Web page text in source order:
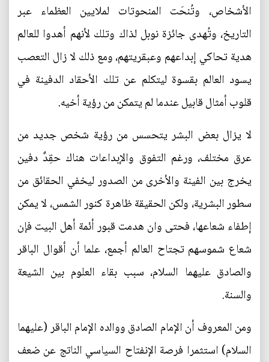
الأشخاص، وتُنحَت المنحوتات لملايين العظماء عبر
التاريخ، وتُهدى جائزة نوبل لذاك وتلك لأنهم أهدوا للعالم
هدية تحاكي إبداعهم وعبقريتهم، ومع ذلك لا زال التعصب
يسود العالم بقسوة ليتكلم عن تلك الأحقاد الدفينة في
قلوب أمثال قابيل عندما لم يتمكن من رؤية أخيه.
لا يزال بعض البشر يتحسس من رؤية شخص جديد من
عرق مختلف، ورغم التفوق والإبداعات هناك حقِدٌ دفين
يخرج بين الفينة والأخرى من الصدور ليخفي الحقائق من
سطور البشرية، ولكن الحقيقة ظاهرة كنور الشمس، لا يمكن
إطفاء شعاعها، فحتى وان هدمت قبور أئمة أهل البيت فإن
شعاع شموسهم تجتاح العالم أجمع، علما أن أقوال الباقر
والصادق عليهما السلام، سبب بقاء العلوم بين الشيعة
والسنة.
ومن المعروف أن ﺍﻹﻣﺎﻡ الصادق ﻭﻭﺍﻟدﻩ ﺍﻹﻣﺎﻡ ﺍﻟﺒﺎﻗﺮ ‏(ﻋﻠﻴﻬﻤﺎ
ﺍﻟﺴﻼﻡ) استثمرا ﻓﺮﺻﺔ ﺍﻹﻧﻔﺘﺎﺡ ﺍﻟﺴﻴﺎﺳﻲ ﺍﻟﻨﺎﺗﺞ ﻋﻦ ﺿﻌﻒ